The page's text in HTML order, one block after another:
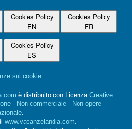
Cookies Policy
EN
Cookies Policy
FR
Cookies Policy
ES
sui cookie
è distribuito con Licenza Creative
- Non commerciale - Non opere
.
www.vacanzelandia.com.